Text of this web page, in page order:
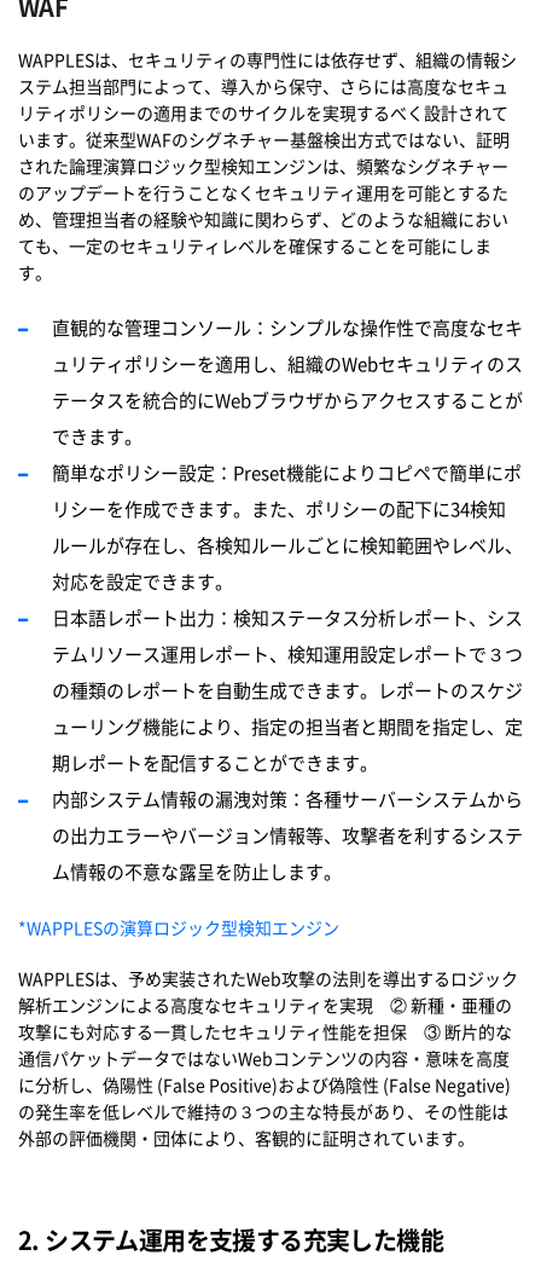
WAF
WAPPLESは、セキュリティの専門性には依存せず、組織の情報シ
ステム担 当部門によって、導入から保守、さらには高度なセキュ
リティポリシーの適用までのサイクルを 実現するべく設計されて
います。 従来型WAFのシグネチャー基盤検出方式ではない、証明
された論理演算ロジック型検知エンジンは、頻繁なシグネチャー
のアップデートを行うことなくセキュリティ運用を可能とするた
め、 管理担 当者の経験や知識に 関 わらず、どのような組織におい
ても、一定のセキュリティレベルを確保することを可能にしま
す。
直観的な管理コンソール：シンプルな操作性で高度なセキ
ュリティポリシーを適用し、組織のWebセキュリティのス
テータスを統合的にWebブラウザからアクセスすることが
できます。
簡単なポリシー設定：Preset機能によりコピペで簡単にポ
リシーを作成できます。また、ポリシーの配下に34検知
ルールが存在し、各検知ルールごとに検知範囲やレベル、
対応を設定できます。
日本語レポート出力：検知ステータス分析レポート、シス
テムリソース運用レポート、検知運用設定レポートで３つ
の種類のレポートを自動生成できます。
レポー トのスケジ
ュ ー リング機能により、指定の担 当者と期間を指定し、定
期レポー トを配信することができます。
内部システム情報の漏洩対策：各種サーバーシステムから
の出力エラ ーやバージョン情報等、攻撃者を利するシステ
ム情報の不意な露呈を防止します。
*WAPPLESの演算ロジック型検知エンジン
WAPPLESは、予め実装されたWeb攻撃の法則を導出するロジック
解析エンジンによる高度なセキュリティを実現 ② 新種・亜種の
攻撃にも対応する一貫したセキュリティ性能を担保 ③ 断片的な
通信パケットデータではないWebコンテンツの内容・意味を高度
に分析し、偽陽性 (False Positive)および偽陰性 (False Negative)
の発生率を低レベルで維持の３つの主な特長があり、 その性能は
外部の評価機関 ・ 団体により、客観的に証明されています。
2. システム運用を支援する充実 した機能